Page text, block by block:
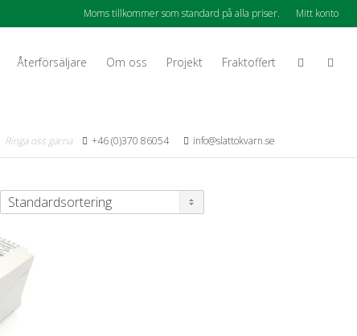
Moms tillkommer som standard på alla priser. Mitt konto
Återförsäljare Om oss Projekt Fraktoffert
Ringa oss gärna +46 (0)370 86054 info@slattokvarn.se